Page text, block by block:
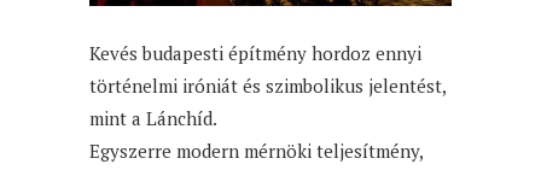
Kevés budapesti építmény hordoz ennyi
történelmi iróniát és szimbolikus jelentést,
mint a Lánchíd.
Egyszerre modern mérnöki teljesítmény,